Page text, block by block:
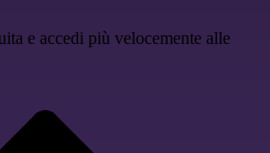
e accedi più velocemente alle